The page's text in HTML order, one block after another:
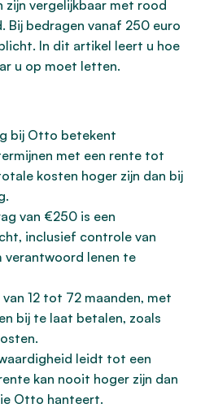
zijn vergelijkbaar met rood
Bij bedragen vanaf 250 euro
In dit artikel leert u hoe
u op moet letten.
bij Otto betekent
met een rente tot
kosten hoger zijn dan bij
van €250 is een
inclusief controle van
verantwoord lenen te
12 tot 72 maanden, met
bij te laat betalen, zoals
leidt tot een
kan nooit hoger zijn dan
Otto hanteert.